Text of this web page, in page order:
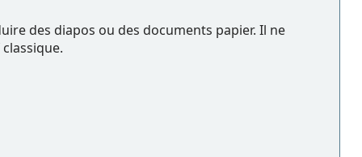
des diapos ou des documents papier. Il ne